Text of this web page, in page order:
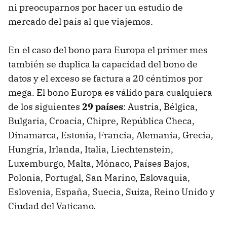
ni preocuparnos por hacer un estudio de
mercado del país al que viajemos.
En el caso del bono para Europa el primer mes
también se duplica la capacidad del bono de
datos y el exceso se factura a 20 céntimos por
mega. El bono Europa es válido para cualquiera
de los siguientes 29 países: Austria, Bélgica,
Bulgaria, Croacia, Chipre, República Checa,
Dinamarca, Estonia, Francia, Alemania, Grecia,
Hungría, Irlanda, Italia, Liechtenstein,
Luxemburgo, Malta, Mónaco, Países Bajos,
Polonia, Portugal, San Marino, Eslovaquia,
Eslovenia, España, Suecia, Suiza, Reino Unido y
Ciudad del Vaticano.